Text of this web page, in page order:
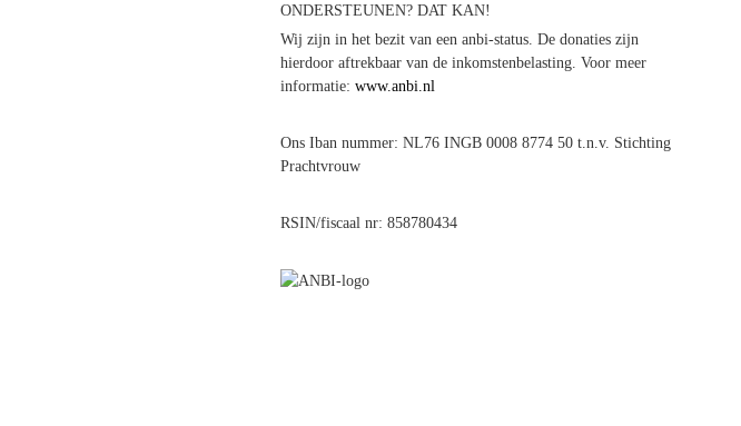
ONDERSTEUNEN? DAT KAN!
Wij zijn in het bezit van een anbi-status. De donaties zijn
hierdoor aftrekbaar van de inkomstenbelasting. Voor meer
informatie: www.anbi.nl
Ons Iban nummer: NL76 INGB 0008 8774 50 t.n.v. Stichting
Prachtvrouw
RSIN/fiscaal nr: 858780434